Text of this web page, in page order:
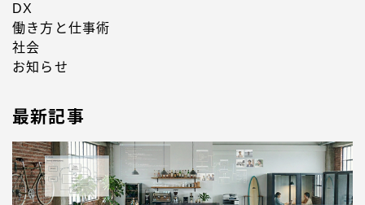
DX
働き方と仕事術
社会
お知らせ
最新記事